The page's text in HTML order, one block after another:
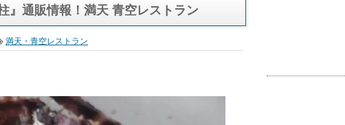
』通販情報！満天 青空レストラン
満天・青空レストラン